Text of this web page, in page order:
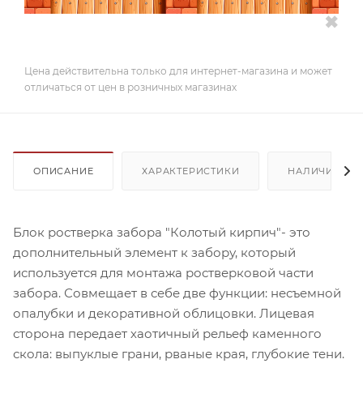
✖
Цена действительна только для интернет-магазина и может
отличаться от цен в розничных магазинах
ОПИСАНИЕ ХАРАКТЕРИСТИКИ НАЛИЧИЕ
Блок ростверка забора "Колотый кирпич"- это
дополнительный элемент к забору, который
используется для монтажа ростверковой части
забора. Совмещает в себе две функции: несъемной
опалубки и декоративной облицовки. Лицевая
сторона передает хаотичный рельеф каменного
скола: выпуклые грани, рваные края, глубокие тени.